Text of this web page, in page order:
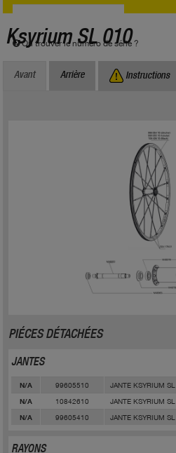
Où trouver le numéro de série ?
Ksyrium SL 010
Avant Arrière Instructions
PIÉCES DÉTACHÉES
JANTES
N/A 99605510 JANTE KSYRIUM
N/A 10842610 JANTE KSYRIUM
N/A 99605410 JANTE KSYRIUM
RAYONS